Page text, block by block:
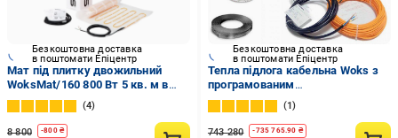
Безкоштовна доставка
в поштомати Епіцентр
Мат під плитку двожильний
WoksMat/160 800 Вт 5 кв. м в
комплекті з програмованим
терморегулятором (7487878)
4
8 800 -800₴
Безкоштовна доставка
в поштомати Епіцентр
Тепла підлога кабельна Woks з
програмованим
терморегулятором E51 12,3 м2-
15,4 м2/2190 Вт 123 м/18 Вт/м
1
743 280 -735 765.90 ₴